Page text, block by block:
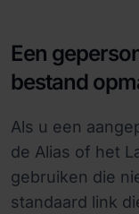
Een
bestand
Als u een
de Alias of het
gebruiken die
standaard link